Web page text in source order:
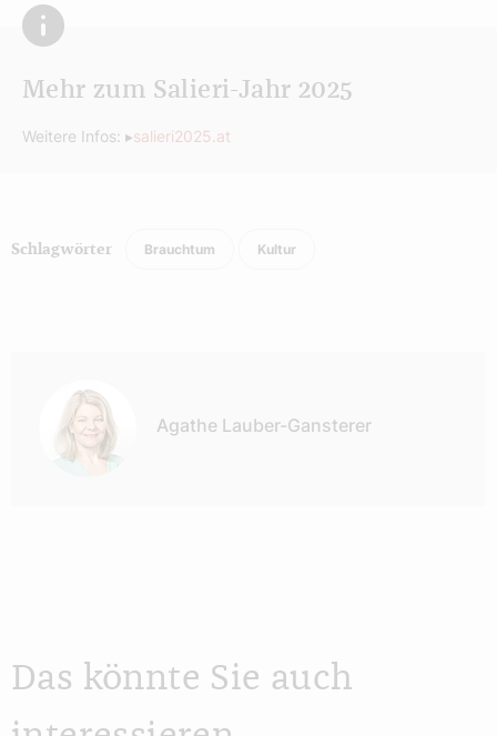
Mehr zum Salieri-Jahr 2025
Weitere Infos: ▸salieri2025.at
Schlagwörter Brauchtum Kultur
Agathe Lauber-Gansterer
Das könnte Sie auch